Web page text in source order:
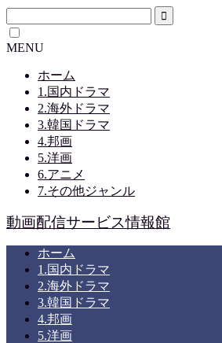
MENU
ホーム
1.国内ドラマ
2.海外ドラマ
3.韓国ドラマ
4.邦画
5.洋画
6.アニメ
7.その他ジャンル
動画配信サービス情報館
ホーム
1.国内ドラマ
2.海外ドラマ
3.韓国ドラマ
4.邦画
5.洋画